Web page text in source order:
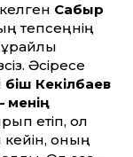
Сабыр
тепсеңнің
Әсіресе
Әбіш Кекілбаев
менің
етіп, ол
оның